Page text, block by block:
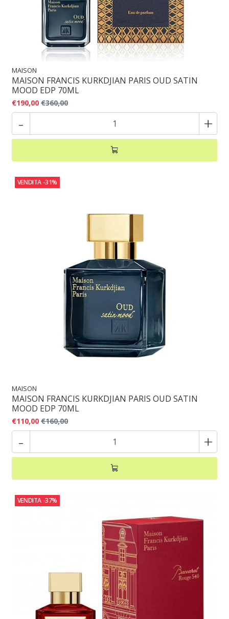
MAISON
MAISON FRANCIS KURKDJIAN PARIS OUD SATIN
MOOD EDP 70ML
€190,00 €360,00
- +
VENDITA -31%
MAISON
MAISON FRANCIS KURKDJIAN PARIS OUD SATIN
MOOD EDP 70ML
€110,00 €160,00
- +
VENDITA -37%